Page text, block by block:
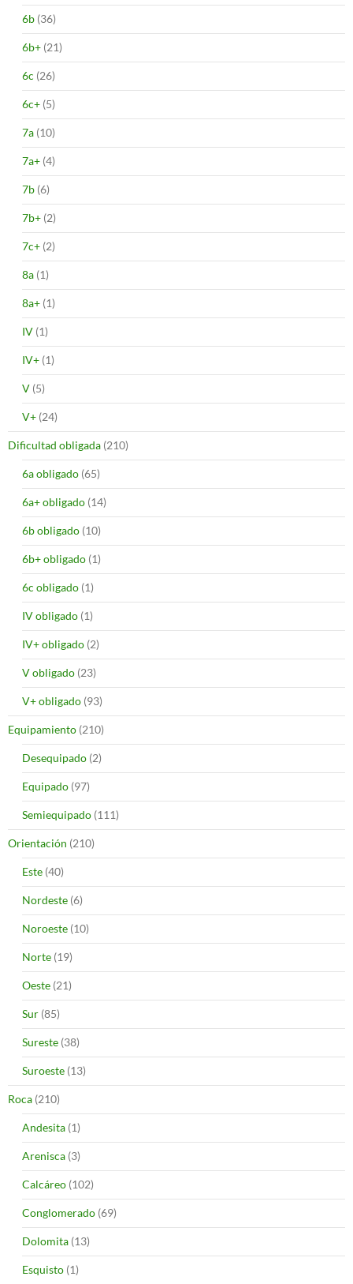
6b (36)
6b+ (21)
6c (26)
6c+ (5)
7a (10)
7a+ (4)
7b (6)
7b+ (2)
7c+ (2)
8a (1)
8a+ (1)
IV (1)
IV+ (1)
V (5)
V+ (24)
Dificultad obligada (210)
6a obligado (65)
6a+ obligado (14)
6b obligado (10)
6b+ obligado (1)
6c obligado (1)
IV obligado (1)
IV+ obligado (2)
V obligado (23)
V+ obligado (93)
Equipamiento (210)
Desequipado (2)
Equipado (97)
Semiequipado (111)
Orientación (210)
Este (40)
Nordeste (6)
Noroeste (10)
Norte (19)
Oeste (21)
Sur (85)
Sureste (38)
Suroeste (13)
Roca (210)
Andesita (1)
Arenisca (3)
Calcáreo (102)
Conglomerado (69)
Dolomita (13)
Esquisto (1)